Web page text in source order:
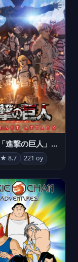
劇場版「進撃の巨人」完結編 THE LAST ATTACK
★ 8.7 221 oy